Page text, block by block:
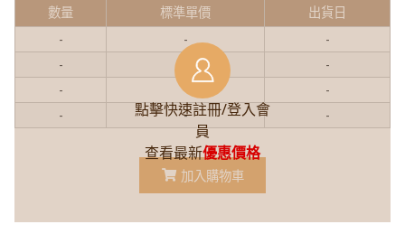
點擊快速註冊/登入會
員
查看最新優惠價格
數量 標準單價
出貨日
-
-
-
-
-
-
-
-
-
- -
加入購物車